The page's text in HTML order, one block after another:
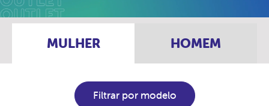
MULHER HOMEM
Filtrar por modelo